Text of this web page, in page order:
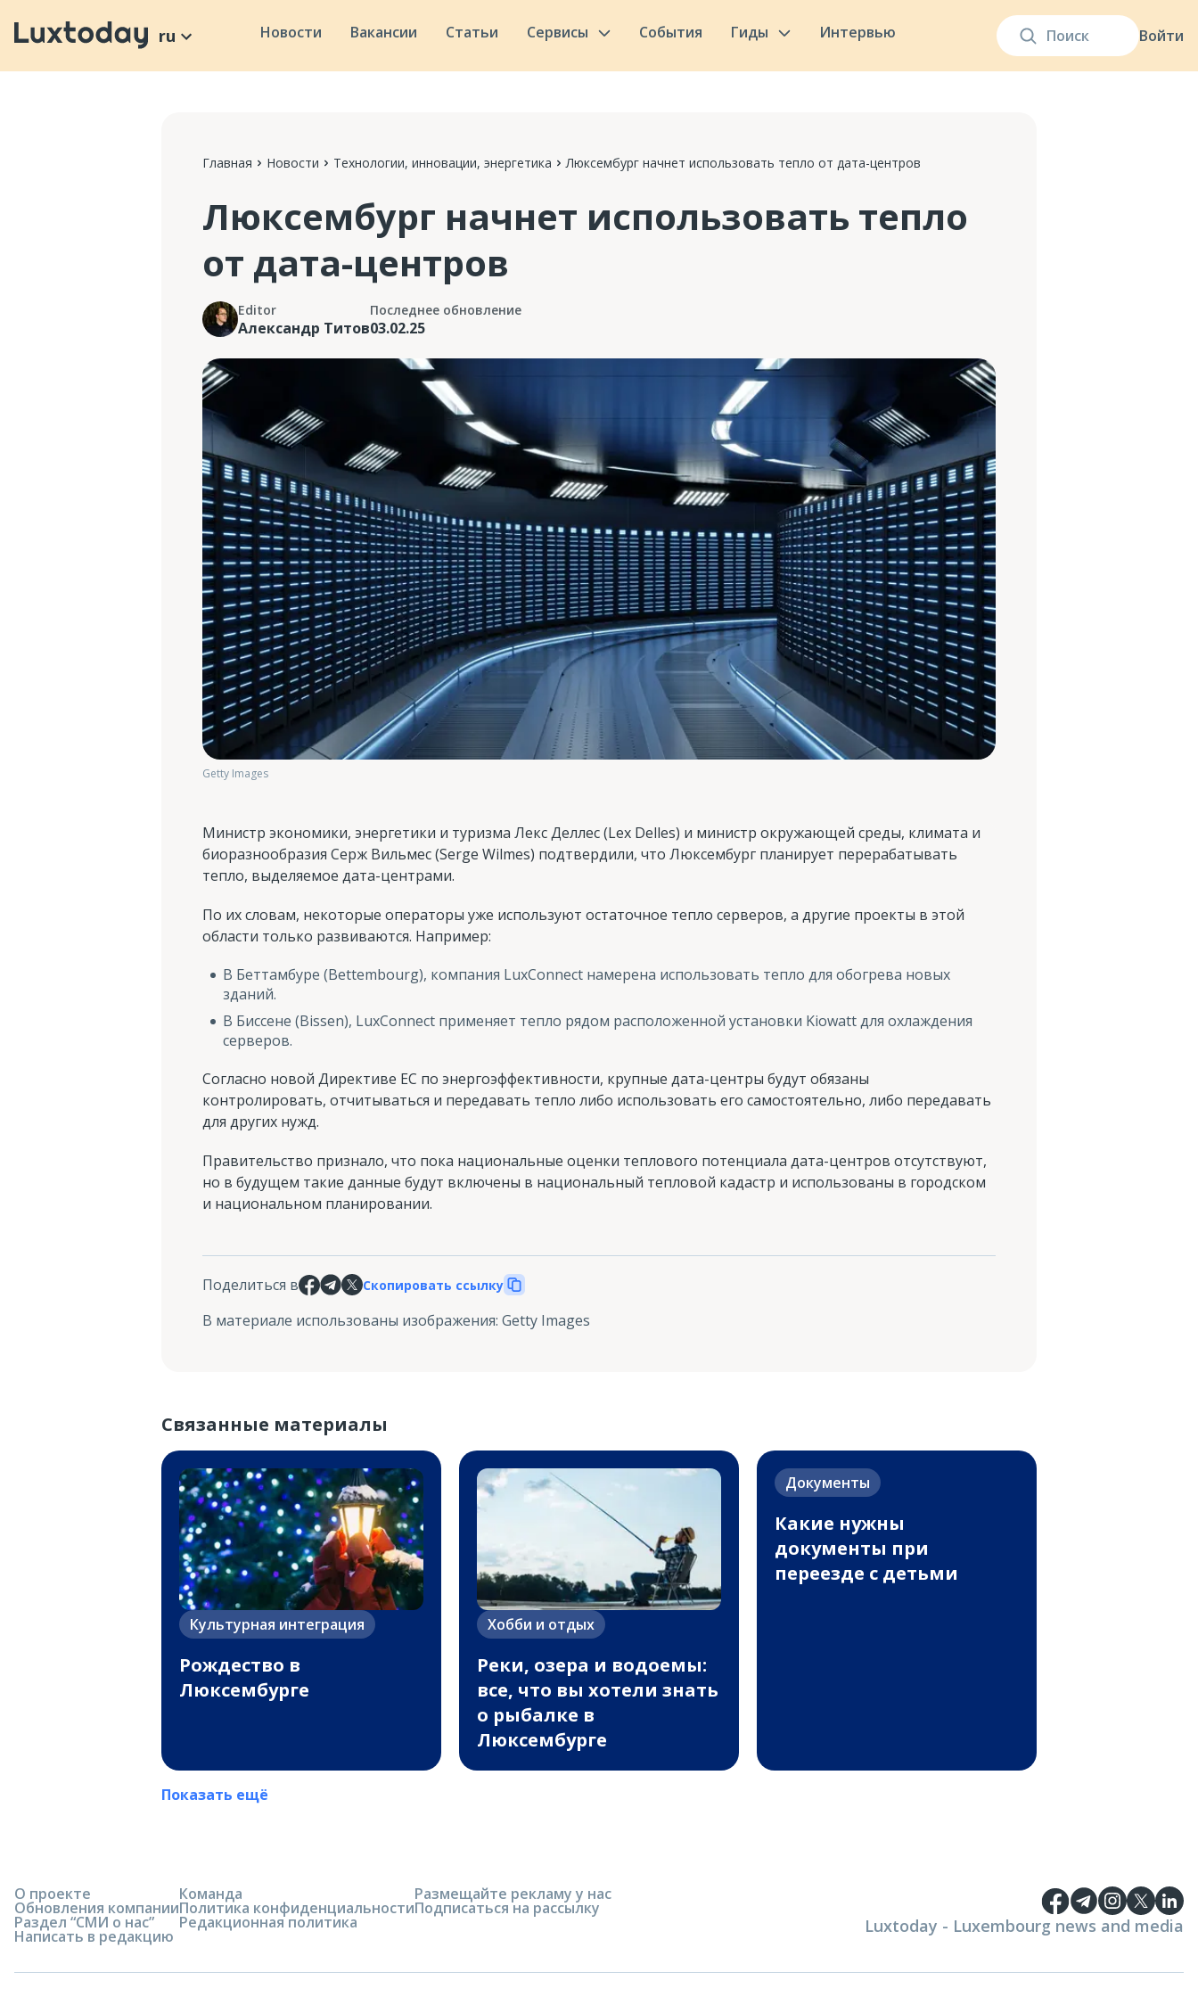
Войти
ru Новости Вакансии Статьи Сервисы События Гиды Интервью
Главная Новости Технологии, инновации, энергетика Люксембург начнет использовать тепло от дата-центров
Люксембург начнет использовать тепло
от дата-центров
Editor
Александр Титов
Последнее обновление
03.02.25
Getty Images
Министр экономики, энергетики и туризма Лекс Деллес (Lex Delles) и министр окружающей среды, климата и
биоразнообразия Серж Вильмес (Serge Wilmes) подтвердили, что Люксембург планирует перерабатывать
тепло, выделяемое дата-центрами.
По их словам, некоторые операторы уже используют остаточное тепло серверов, а другие проекты в этой
области только развиваются. Например:
В Беттамбуре (Bettembourg), компания LuxConnect намерена использовать тепло для обогрева новых
зданий.
В Биссене (Bissen), LuxConnect применяет тепло рядом расположенной установки Kiowatt для охлаждения
серверов.
Согласно новой Директиве ЕС по энергоэффективности, крупные дата-центры будут обязаны
контролировать, отчитываться и передавать тепло либо использовать его самостоятельно, либо передавать
для других нужд.
Правительство признало, что пока национальные оценки теплового потенциала дата-центров отсутствуют,
но в будущем такие данные будут включены в национальный тепловой кадастр и использованы в городском
и национальном планировании.
Поделиться в Скопировать ссылку
В материале использованы изображения: Getty Images
Связанные материалы
Культурная интеграция
Рождество в
Люксембурге
Хобби и отдых
Реки, озера и водоемы:
все, что вы хотели знать
о рыбалке в
Люксембурге
Документы
Какие нужны
документы при
переезде с детьми
Показать ещё
О проекте
Обновления компании
Раздел “СМИ о нас”
Написать в редакцию
Команда
Политика конфиденциальности
Редакционная политика
Размещайте рекламу у нас
Подписаться на рассылку
Luxtoday - Luxembourg news and media